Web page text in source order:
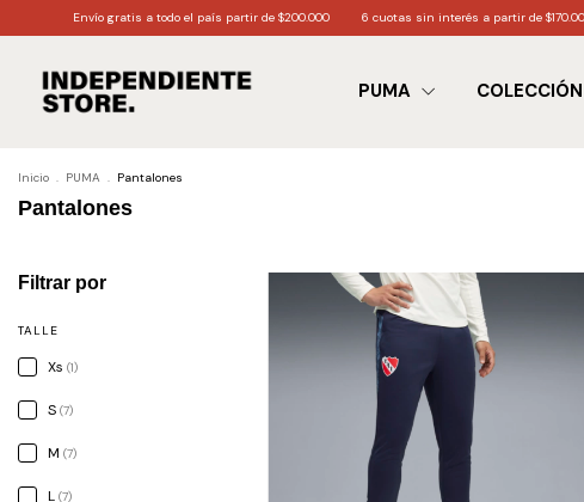
Envío gratis a todo el país partir de $200.000 6 cuotas sin interés a partir de $170.000
PUMA COLECCIÓN
Inicio . PUMA . Pantalones
Pantalones
Filtrar por
TALLE
Xs (1)
S (7)
M (7)
L (7)